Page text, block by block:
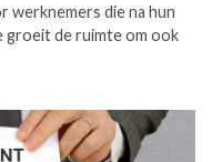
werknemers die na hun
groeit de ruimte om ook